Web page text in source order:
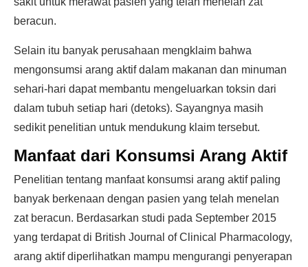
beracun.
Selain itu banyak perusahaan mengklaim bahwa
mengonsumsi arang aktif dalam makanan dan minuman
sehari-hari dapat membantu mengeluarkan toksin dari
dalam tubuh setiap hari (detoks). Sayangnya masih
sedikit penelitian untuk mendukung klaim tersebut.
Manfaat dari Konsumsi Arang Aktif
Penelitian tentang manfaat konsumsi arang aktif paling
banyak berkenaan dengan pasien yang telah menelan
zat beracun. Berdasarkan studi pada September 2015
yang terdapat di British Journal of Clinical Pharmacology,
arang aktif diperlihatkan mampu mengurangi penyerapan